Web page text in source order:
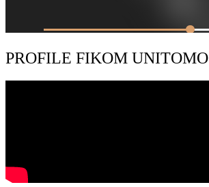
PROFILE FIKOM UNITOMO